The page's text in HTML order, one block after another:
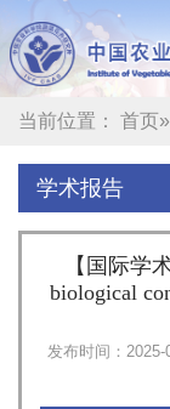
当前位置： 首页»
学术报告
【国际学
biological
发布时间：2025-